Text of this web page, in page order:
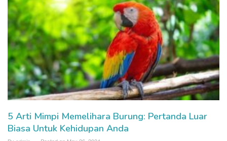
5 Arti Mimpi Memelihara Burung: Pertanda Luar
Biasa Untuk Kehidupan Anda